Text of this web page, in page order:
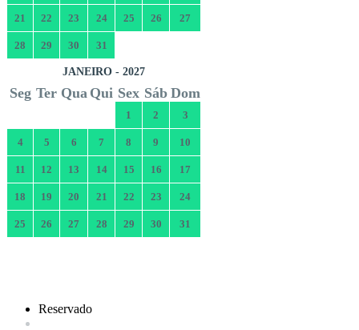
21 22 23 24 25 26 27
28 29 30 31
JANEIRO - 2027
Seg Ter Qua Qui Sex Sáb Dom
1 2 3
4 5 6 7 8 9 10
11 12 13 14 15 16 17
18 19 20 21 22 23 24
25 26 27 28 29 30 31
Reservado